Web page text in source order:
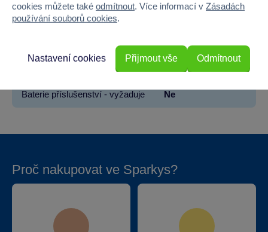
Výška
Baterie příslušenství - vyžaduje Ne
Proč nakupovat ve Sparkys?
cookies můžete také odmítnout. Více informací v Zásadách
používání souborů cookies.
Odmítnout
Nastavení cookies Přijmout vše